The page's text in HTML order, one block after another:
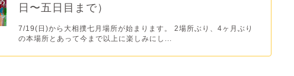
日〜五日目まで）
7/19(日)から大相撲七月場所が始まります。 2場所ぶり、4ヶ月ぶり
の本場所とあって今まで以上に楽しみにし...